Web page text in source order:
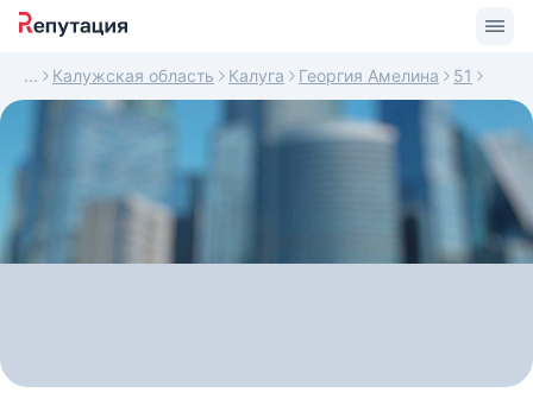
Калужская область Калуга Георгия Амелина 51